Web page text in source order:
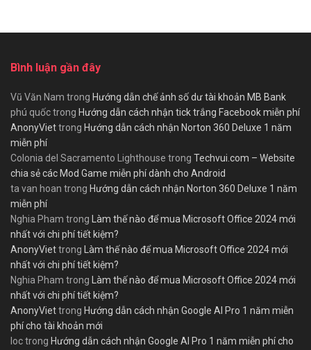
Bình luận gần đây
Vũ Văn Nam trong Hướng dẫn chế ảnh số dư tài khoản MB Bank
phú quốctrong Hướng dẫn cách nhận tick trắng Facebook miễn phí
AnonyViettrong Hướng dẫn cách nhận Norton 360 Deluxe 1 năm
miễn phí
Colonia del Sacramento Lighthouse trong Techvui.com – Website
chia sẻ các Mod Game miễn phí dành cho Android
ta van hoan trong Hướng dẫn cách nhận Norton 360 Deluxe 1 năm
miễn phí
Nghia Pham trong Làm thế nào để mua Microsoft Office 2024 mới
nhất với chi phí tiết kiệm?
AnonyViettrong Làm thế nào để mua Microsoft Office 2024 mới
nhất với chi phí tiết kiệm?
Nghia Pham trong Làm thế nào để mua Microsoft Office 2024 mới
nhất với chi phí tiết kiệm?
AnonyViettrong Hướng dẫn cách nhận Google AI Pro 1 năm miễn
phí cho tài khoản mới
loctrong Hướng dẫn cách nhận Google AI Pro 1 năm miễn phí cho